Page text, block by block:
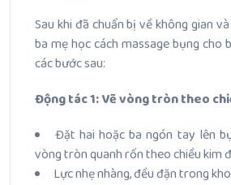
Sau khi đã chuẩn bị về không gian
ba mẹ học cách massage bụng cho
các bước sau:
Động tác 1: Vẽ vòng tròn theo
Đặt hai hoặc ba ngón tay lên
vòng tròn quanh rốn theo chiều kim
Lực nhẹ nhàng, đều đặn trong